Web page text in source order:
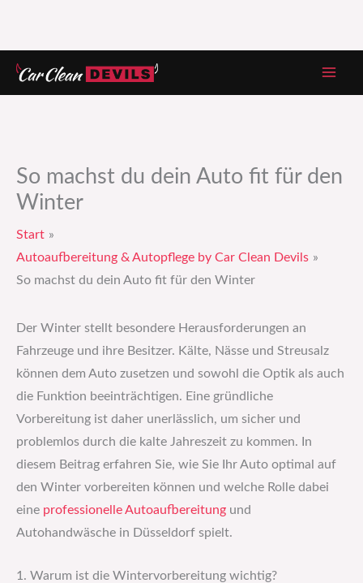
Zum
Inhalt
So machst du dein Auto fit für den
Winter
Start
Autoaufbereitung & Autopflege by Car Clean Devils
So machst du dein Auto fit für den Winter
Der Winter stellt besondere Herausforderungen an
Fahrzeuge und ihre Besitzer. Kälte, Nässe und Streusalz
können dem Auto zusetzen und sowohl die Optik als auch
die Funktion beeinträchtigen. Eine gründliche
Vorbereitung ist daher unerlässlich, um sicher und
problemlos durch die kalte Jahreszeit zu kommen. In
diesem Beitrag erfahren Sie, wie Sie Ihr Auto optimal auf
den Winter vorbereiten können und welche Rolle dabei
eine professionelle Autoaufbereitung und
Autohandwäsche in Düsseldorf spielt.
1. Warum ist die Wintervorbereitung wichtig?